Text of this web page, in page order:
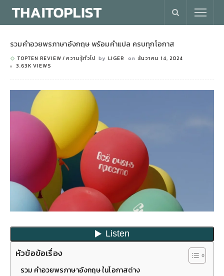
รวมคำอวยพรภาษาอังกฤษ พร้อมคำแปล ครบทุกโอกาส
TOPTEN REVIEW ความรู้ทั่วไป by LIGER on ธันวาคม 14, 2024
3.63K VIEWS
หัวข้อข้อเรื่อง
รวม คำอวยพรภาษาอังกฤษ ในโอกาสต่าง